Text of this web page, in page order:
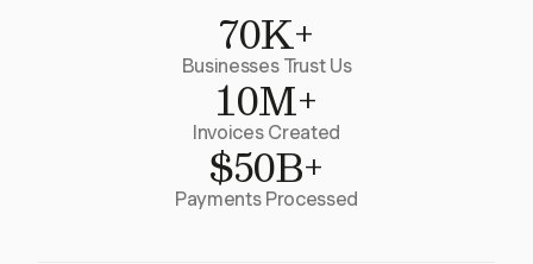
70K+
Businesses Trust Us
10M+
Invoices Created
$50B+
Payments Processed